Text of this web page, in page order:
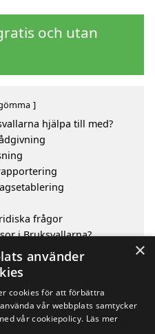
och utan
hjälpa till med?
frågor
i Bruksvallarna?
i Bruksvallarna
i de omgivande städerna
×
använder
cookies för att förbättra
vår webbplats samtycker
vår cookiepolicy. Läs mer